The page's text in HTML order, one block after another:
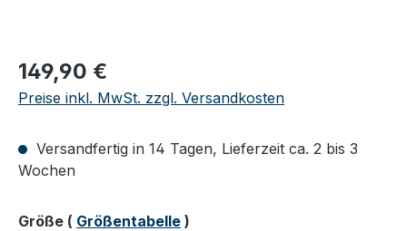
Regulärer Preis:
149,90 €
Preise inkl. MwSt. zzgl. Versandkosten
Versandfertig in 14 Tagen, Lieferzeit ca. 2 bis 3
Wochen
Größeauswählen
( Größentabelle )